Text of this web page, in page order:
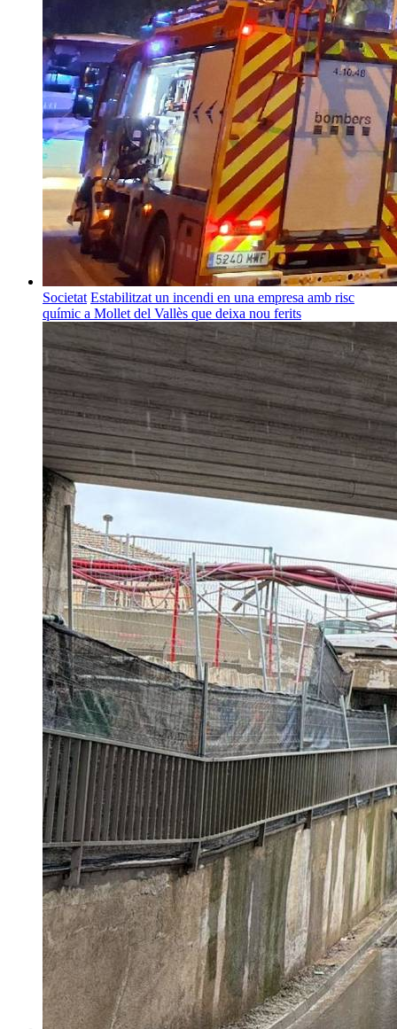
Societat Estabilitzat un incendi en una empresa amb risc
químic a Mollet del Vallès que deixa nou ferits